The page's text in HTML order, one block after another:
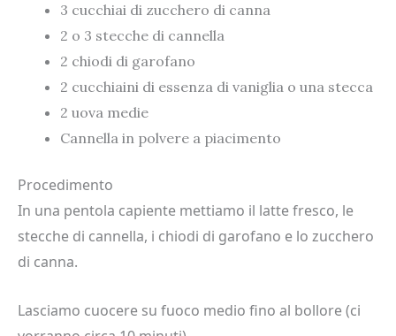
3 cucchiai di zucchero di canna
2 o 3 stecche di cannella
2 chiodi di garofano
2 cucchiaini di essenza di vaniglia o una stecca
2 uova medie
Cannella in polvere a piacimento
Procedimento
In una pentola capiente mettiamo il latte fresco, le
stecche di cannella, i chiodi di garofano e lo zucchero
di canna.
Lasciamo cuocere su fuoco medio fino al bollore (ci